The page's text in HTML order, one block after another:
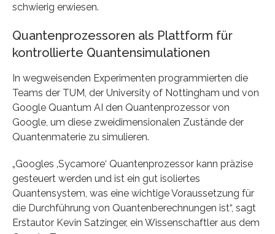
schwierig erwiesen.
Quantenprozessoren als Plattform für
kontrollierte Quantensimulationen
In wegweisenden Experimenten programmierten die
Teams der TUM, der University of Nottingham und von
Google Quantum AI den Quantenprozessor von
Google, um diese zweidimensionalen Zustände der
Quantenmaterie zu simulieren.
„Googles ‚Sycamore‘ Quantenprozessor kann präzise
gesteuert werden und ist ein gut isoliertes
Quantensystem, was eine wichtige Voraussetzung für
die Durchführung von Quantenberechnungen ist“, sagt
Erstautor Kevin Satzinger, ein Wissenschaftler aus dem